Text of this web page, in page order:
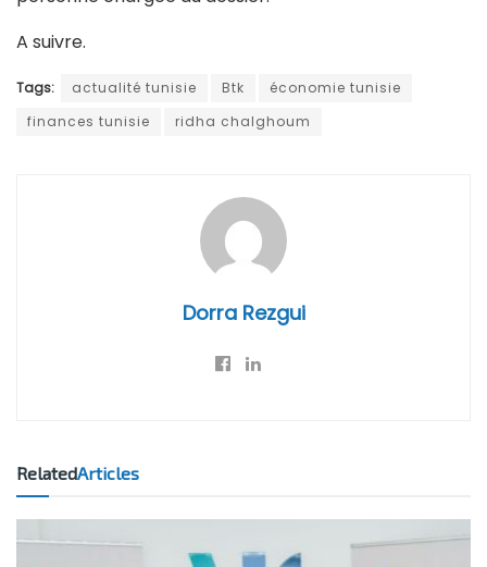
A suivre.
Tags: actualité tunisie Btk
économie tunisie
finances tunisie
ridha chalghoum
Dorra Rezgui
RelatedArticles